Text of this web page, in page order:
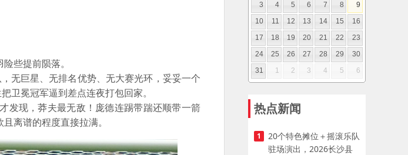
些提前陨落。
巨星、无排名优势、无大赛光环，妥妥一个
卫冕冠军逼到差点连夜打包回家。
现，莽夫最无敌！庞德连踢带踹还顺带一箭
离谱的程度直接拉满。
3
4 5 6 7 8
9
10
11 12 13 14 15
16
17
18 19 20 21 22
23
24
25 26 27 28 29
30
31
1 2 3 4 5 6
热点新闻
1
20个特色摊位＋摇滚乐队
驻场演出，2026长沙县